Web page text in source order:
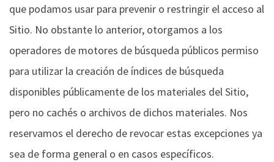
que podamos usar para prevenir o restringir el acceso al
Sitio. No obstante lo anterior, otorgamos a los
operadores de motores de búsqueda públicos permiso
para utilizar la creación de índices de búsqueda
disponibles públicamente de los materiales del Sitio,
pero no cachés o archivos de dichos materiales. Nos
reservamos el derecho de revocar estas excepciones ya
sea de forma general o en casos específicos.